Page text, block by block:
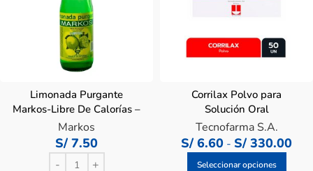
Limonada Purgante
Markos-Libre De Calorías –
Frasco 200 ML
Markos
S/ 7.50
Corrilax Polvo para
Solución Oral
Tecnofarma S.A.
S/ 6.60 - S/ 330.00
Seleccionar opciones